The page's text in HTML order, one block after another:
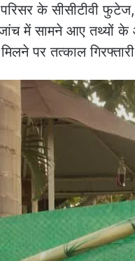
परिसर के सीसीटीवी
में सामने आए तथ्यों के
पर तत्काल